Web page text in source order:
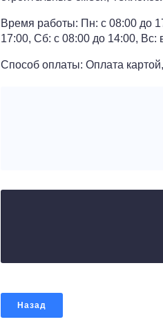
Время работы: Пн: с 08:00 до
17:00, Сб: с 08:00 до 14:00, Вс:
Способ оплаты: Оплата
Назад